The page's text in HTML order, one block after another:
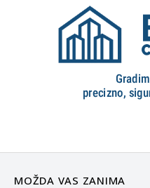
MOŽDA VAS ZANIMA